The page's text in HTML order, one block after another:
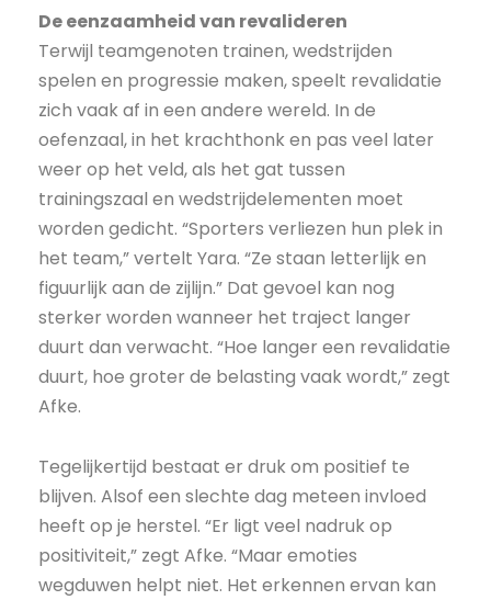
De eenzaamheid van revalideren
Terwijl teamgenoten trainen, wedstrijden
spelen en progressie maken, speelt revalidatie
zich vaak af in een andere wereld. In de
oefenzaal, in het krachthonk en pas veel later
weer op het veld, als het gat tussen
trainingszaal en wedstrijdelementen moet
worden gedicht. “Sporters verliezen hun plek in
het team,” vertelt Yara. “Ze staan letterlijk en
figuurlijk aan de zijlijn.” Dat gevoel kan nog
sterker worden wanneer het traject langer
duurt dan verwacht. “Hoe langer een revalidatie
duurt, hoe groter de belasting vaak wordt,” zegt
Afke.
Tegelijkertijd bestaat er druk om positief te
blijven. Alsof een slechte dag meteen invloed
heeft op je herstel. “Er ligt veel nadruk op
positiviteit,” zegt Afke. “Maar emoties
wegduwen helpt niet. Het erkennen ervan kan